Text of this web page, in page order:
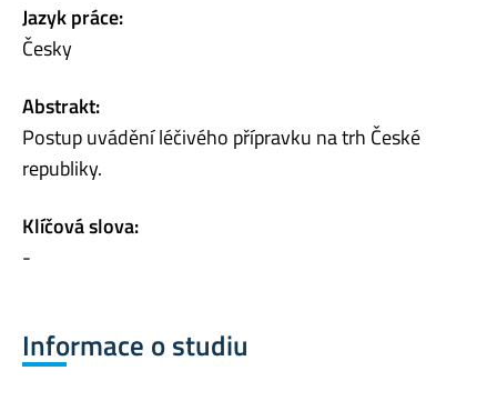
Jazyk práce:
Česky
Abstrakt:
Postup uvádění léčivého přípravku na trh České
republiky.
Klíčová slova:
-
Informace o studiu